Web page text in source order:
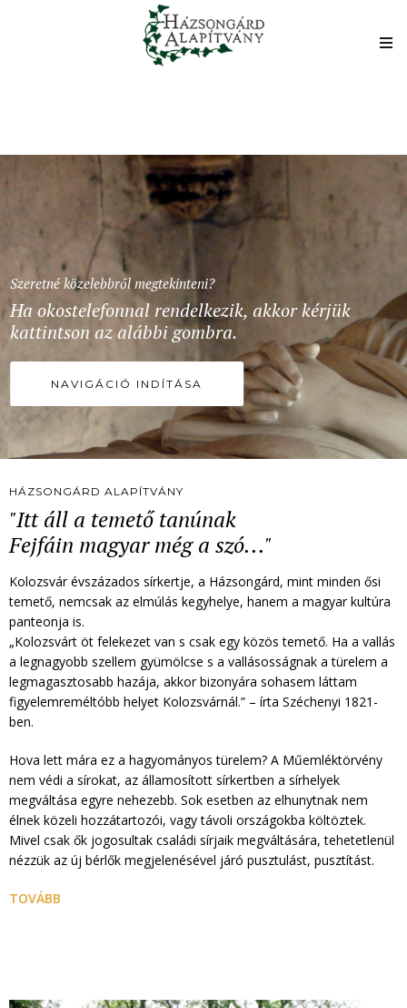
Szeretné közelebbről megtekinteni?
Ha okostelefonnal rendelkezik, akkor kérjük
kattintson az alábbi gombra.
NAVIGÁCIÓ INDÍTÁSA
HÁZSONGÁRD ALAPÍTVÁNY
"Itt áll a temető tanúnak
Fejfáin magyar még a szó..."
Kolozsvár évszázados sírkertje, a Házsongárd, mint minden ősi
temető, nemcsak az elmúlás kegyhelye, hanem a magyar kultúra
panteonja is.
„Kolozsvárt öt felekezet van s csak egy közös temető. Ha a vallás
a legnagyobb szellem gyümölcse s a vallásosságnak a türelem a
legmagasztosabb hazája, akkor bizonyára sohasem láttam
figyelemreméltóbb helyet Kolozsvárnál.” – írta Széchenyi 1821-
ben.
Hova lett mára ez a hagyományos türelem? A Műemléktörvény
nem védi a sírokat, az államosított sírkertben a sírhelyek
megváltása egyre nehezebb. Sok esetben az elhunytnak nem
élnek közeli hozzátartozói, vagy távoli országokba költöztek.
Mivel csak ők jogosultak családi sírjaik megváltására, tehetetlenül
nézzük az új bérlők megjelenésével járó pusztulást, pusztítást.
TOVÁBB